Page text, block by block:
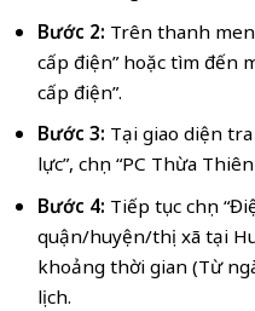
Bước 2: Trên thanh
cấp điện” hoặc tìm đến
cấp điện”.
Bước 3: Tại giao diện
lực”, chọn “PC Thừa
Bước 4: Tiếp tục chọn
quận/huyện/thị xã tại
khoảng thời gian (Từ
lịch.